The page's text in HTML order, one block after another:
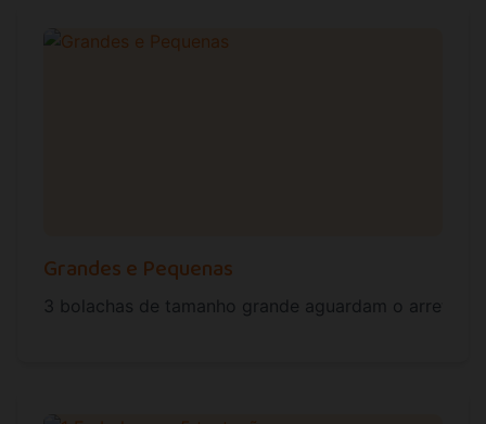
Grandes e Pequenas
3 bolachas de tamanho grande aguardam o